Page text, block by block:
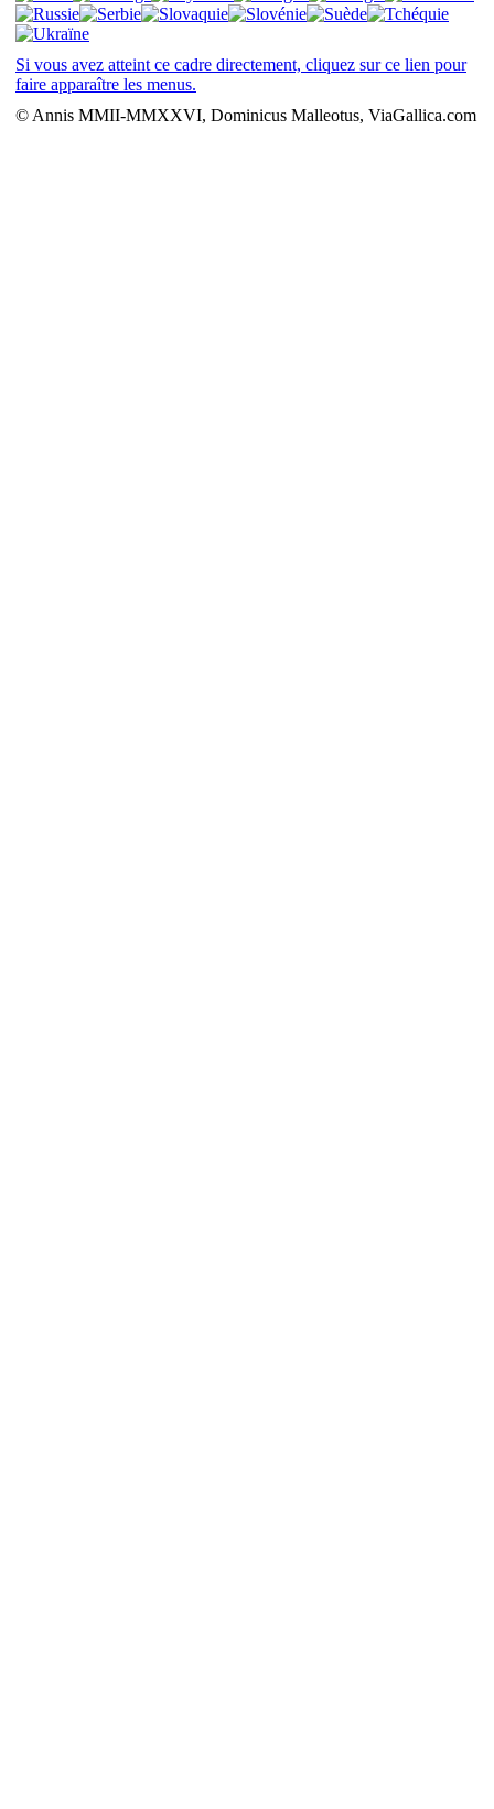
Si vous avez atteint ce cadre directement, cliquez sur ce lien pour
faire apparaître les menus.
© Annis MMII-MMXXVI, Dominicus Malleotus, ViaGallica.com